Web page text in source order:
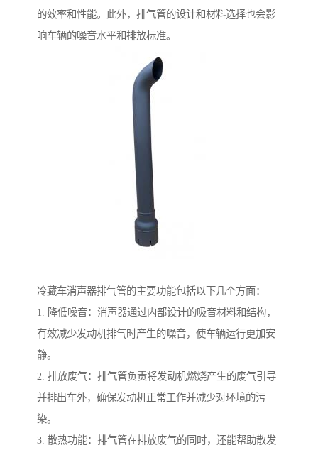
的效率和性能。此外，排气管的设计和材料选择也会影
响车辆的噪音水平和排放标准。
冷藏车消声器排气管的主要功能包括以下几个方面：
1. 降低噪音：消声器通过内部设计的吸音材料和结构，
有效减少发动机排气时产生的噪音，使车辆运行更加安
静。
2. 排放废气：排气管负责将发动机燃烧产生的废气引导
并排出车外，确保发动机正常工作并减少对环境的污
染。
3. 散热功能：排气管在排放废气的同时，还能帮助散发